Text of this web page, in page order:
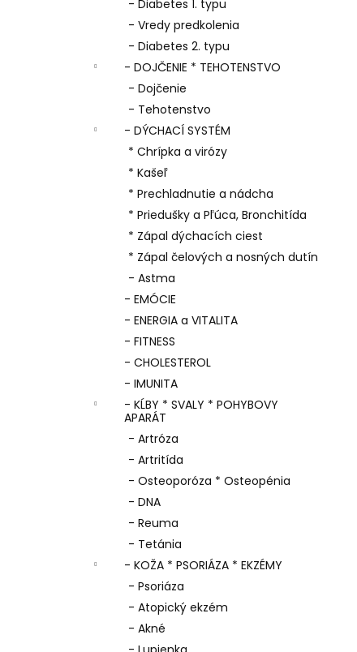
- Diabetes 1. typu
- Vredy predkolenia
- Diabetes 2. typu
- DOJČENIE * TEHOTENSTVO
- Dojčenie
- Tehotenstvo
- DÝCHACÍ SYSTÉM
* Chrípka a virózy
* Kašeľ
* Prechladnutie a nádcha
* Priedušky a Pľúca, Bronchitída
* Zápal dýchacích ciest
* Zápal čelových a nosných dutín
- Astma
- EMÓCIE
- ENERGIA a VITALITA
- FITNESS
- CHOLESTEROL
- IMUNITA
- KĹBY * SVALY * POHYBOVY
APARÁT
- Artróza
- Artritída
- Osteoporóza * Osteopénia
- DNA
- Reuma
- Tetánia
- KOŽA * PSORIÁZA * EKZÉMY
- Psoriáza
- Atopický ekzém
- Akné